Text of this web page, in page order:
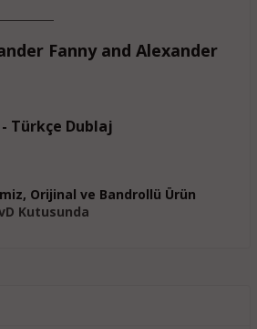
Fanny and Alexander
Türkçe Dublaj
Orijinal ve Bandrollü Ürün
Kutusunda